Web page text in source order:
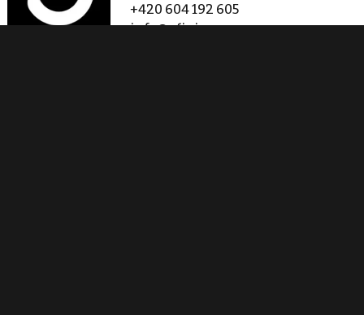
+420 604 192 605
info@ofixiu.com